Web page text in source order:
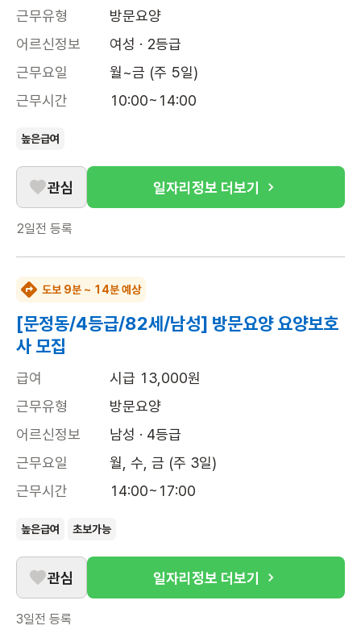
근무유형
방문요양
어르신정보
여성 · 2등급
근무요일
월~금 (주 5일)
근무시간
10:00~14:00
높은급여
관심 일자리정보 더보기
2일전 등록
도보 9분 ~ 14분 예상
[문정동/4등급/82세/남성] 방문요양 요양보호
사 모집
급여
시급 13,000원
근무유형
방문요양
어르신정보
남성 · 4등급
근무요일
월, 수, 금 (주 3일)
근무시간
14:00~17:00
높은급여 초보가능
관심 일자리정보 더보기
3일전 등록